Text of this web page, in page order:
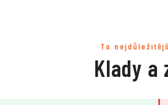
To
Klady a